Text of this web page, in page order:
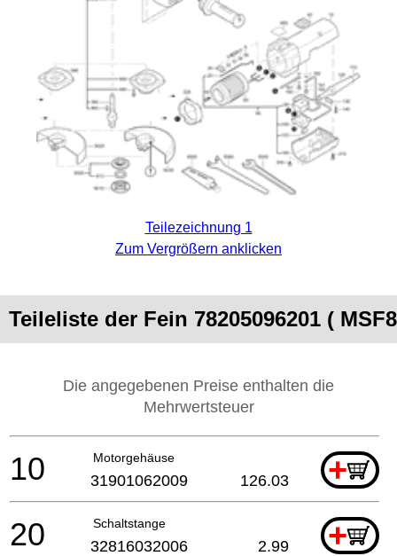
Teilezeichnung 1
Zum Vergrößern anklicken
Teileliste der Fein 78205096201 (
Die angegebenen Preise enthalten die
Mehrwertsteuer
Motorgehäuse +
10 31901062009 126.03
Schaltstange +
20 32816032006 2.99